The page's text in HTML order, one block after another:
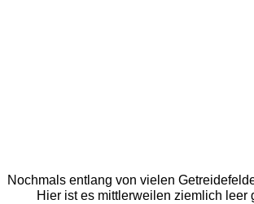
Nochmals entlang von vielen
Hier ist es mittlerweilen ziemlich